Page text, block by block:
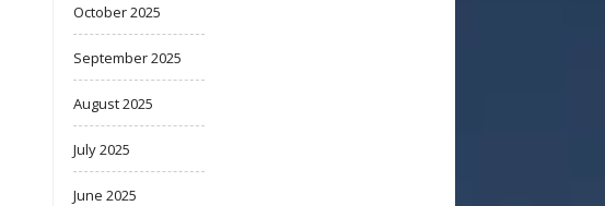
October 2025
September 2025
August 2025
July 2025
June 2025